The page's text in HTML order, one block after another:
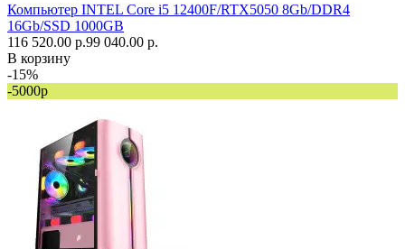
Компьютер INTEL Core i5 12400F/RTX5050 8Gb/DDR4
16Gb/SSD 1000GB
116 520.00 р.99 040.00 р.
В корзину
-15%
-5000р